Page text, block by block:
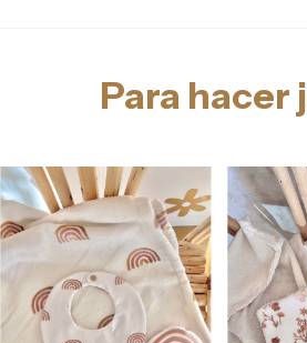
Para hacer